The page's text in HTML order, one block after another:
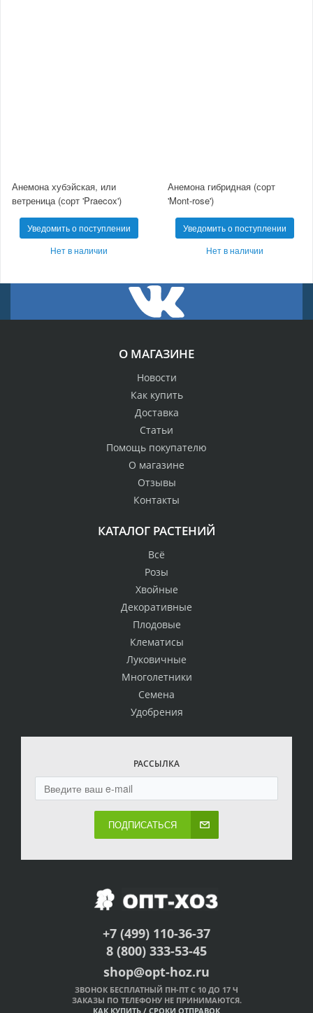
Анемона хубэйская, или
ветреница (сорт 'Praecox')
Уведомить о поступлении
Нет в наличии
Анемона гибридная (сорт
'Mont-rose')
Уведомить о поступлении
Нет в наличии
О МАГАЗИНЕ
Новости
Как купить
Доставка
Статьи
Помощь покупателю
О магазине
Отзывы
Контакты
КАТАЛОГ РАСТЕНИЙ
Всё
Розы
Хвойные
Декоративные
Плодовые
Клематисы
Луковичные
Многолетники
Семена
Удобрения
РАССЫЛКА
ПОДПИСАТЬСЯ
+7 (499) 110-36-37
8 (800) 333-53-45
shop@opt-hoz.ru
ЗВОНОК БЕСПЛАТНЫЙ ПН-ПТ С 10 ДО 17 Ч
ЗАКАЗЫ ПО ТЕЛЕФОНУ НЕ ПРИНИМАЮТСЯ.
КАК КУПИТЬ / СРОКИ ОТПРАВОК